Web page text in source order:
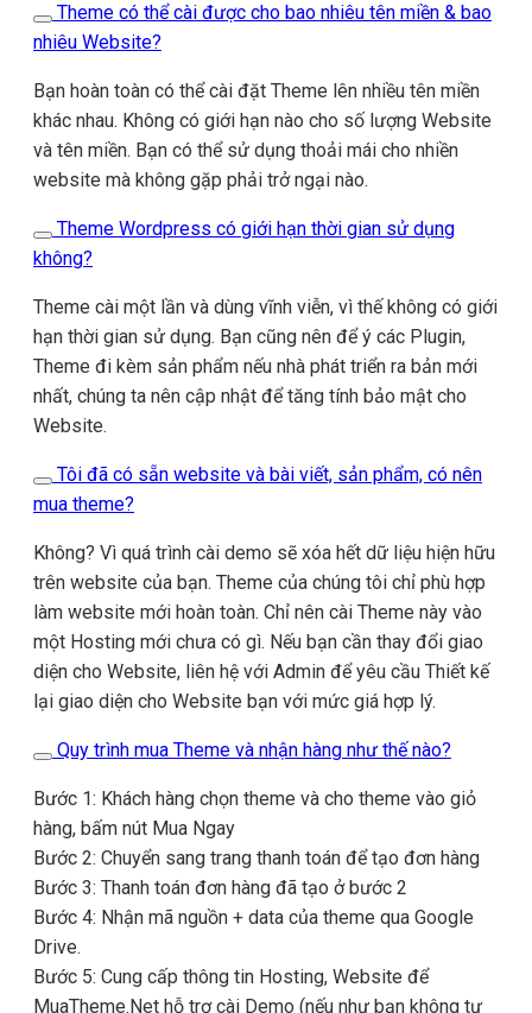
Theme có thể cài được cho bao nhiêu tên miền & bao
nhiêu Website?
Bạn hoàn toàn có thể cài đặt Theme lên nhiều tên miền
khác nhau. Không có giới hạn nào cho số lượng Website
và tên miền. Bạn có thể sử dụng thoải mái cho nhiền
website mà không gặp phải trở ngại nào.
Theme Wordpress có giới hạn thời gian sử dụng
không?
Theme cài một lần và dùng vĩnh viễn, vì thế không có giới
hạn thời gian sử dụng. Bạn cũng nên để ý các Plugin,
Theme đi kèm sản phẩm nếu nhà phát triển ra bản mới
nhất, chúng ta nên cập nhật để tăng tính bảo mật cho
Website.
Tôi đã có sẵn website và bài viết, sản phẩm, có nên
mua theme?
Không? Vì quá trình cài demo sẽ xóa hết dữ liệu hiện hữu
trên website của bạn. Theme của chúng tôi chỉ phù hợp
làm website mới hoàn toàn. Chỉ nên cài Theme này vào
một Hosting mới chưa có gì. Nếu bạn cần thay đổi giao
diện cho Website, liên hệ với Admin để yêu cầu Thiết kế
lại giao diện cho Website bạn với mức giá hợp lý.
Quy trình mua Theme và nhận hàng như thế nào?
Bước 1: Khách hàng chọn theme và cho theme vào giỏ
hàng, bấm nút Mua Ngay
Bước 2: Chuyển sang trang thanh toán để tạo đơn hàng
Bước 3: Thanh toán đơn hàng đã tạo ở bước 2
Bước 4: Nhận mã nguồn + data của theme qua Google
Drive.
Bước 5: Cung cấp thông tin Hosting, Website để
MuaTheme.Net hỗ trợ cài Demo (nếu như bạn không tự